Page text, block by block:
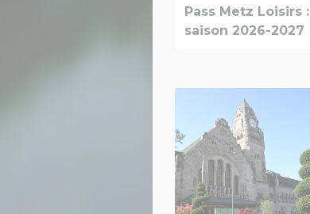
Pass Metz Loisirs :
saison 2026-2027